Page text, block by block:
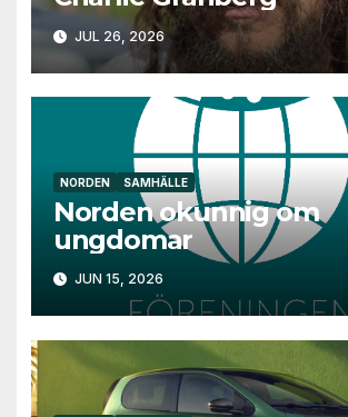
JUL 26, 2026
NORDEN SAMHÄLLE
Norden okunnig om
ungdomar
JUN 15, 2026